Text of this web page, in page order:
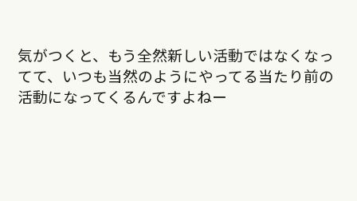
気がつくと、もう全然新しい活動ではなくなっ
てて、いつも当然のようにやってる当たり前の
活動になってくるんですよねー